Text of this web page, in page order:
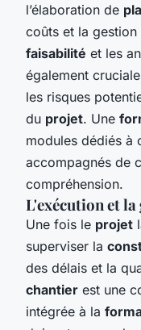
l’élaboration de
coûts et la gestion
faisabilité et les
également
les risques
du projet. Une
modules dédiés à
accompagnés de
compréhension.
L'exécution et
Une fois le projet
superviser la
des délais et la
chantier est une
intégrée à la